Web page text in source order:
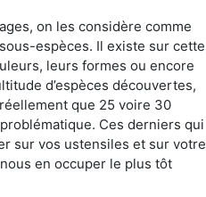
on les considère comme
espèces. Il existe sur cette
leurs formes ou encore
d’espèces découvertes,
que 25 voire 30
Ces derniers qui
sur vos ustensiles et sur votre
en occuper le plus tôt